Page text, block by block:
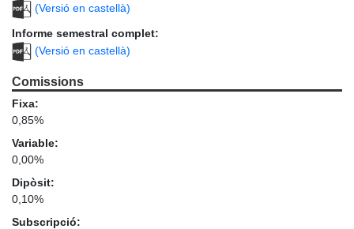
(Versió en castellà)
Informe semestral complet:
(Versió en castellà)
Comissions
Fixa:
0,85%
Variable:
0,00%
Dipòsit:
0,10%
Subscripció: